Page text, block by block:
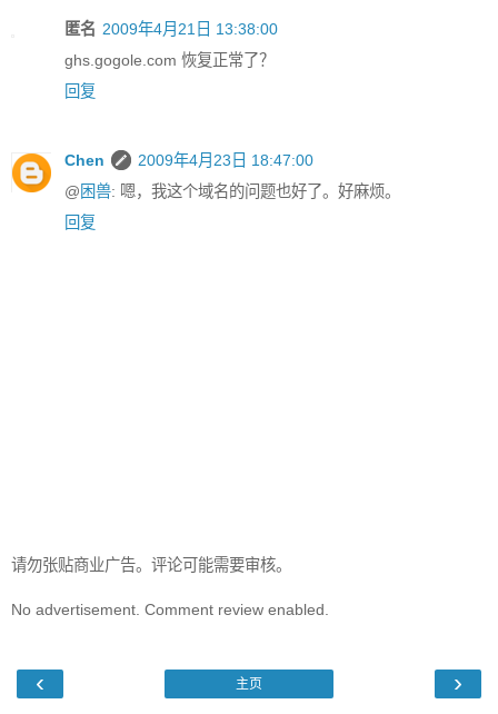
匿名 2009年4月21日 13:38:00
ghs.gogole.com 恢复正常了？
回复
Chen
2009年4月23日 18:47:00
@困兽: 嗯，我这个域名的问题也好了。好麻烦。
回复
请勿张贴商业广告。评论可能需要审核。
No advertisement. Comment review enabled.
‹ ›
主页